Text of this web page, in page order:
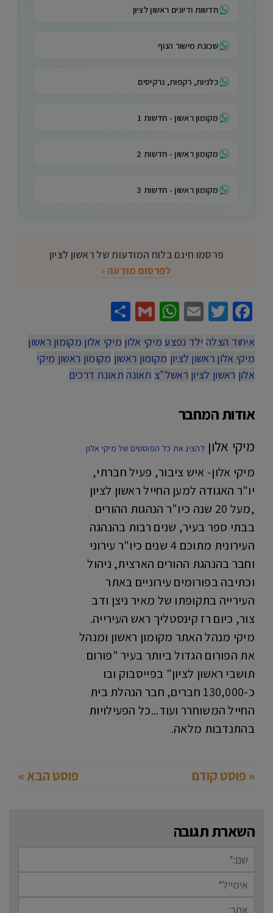
חדשות ודיונים ראשון לציון
שכונת מישור הנוף
כלניות, רקפות, נרקיסים
מקומון ראשון - חדשות 1
מקומון ראשון - חדשות 2
מקומון ראשון - חדשות 3
פרסמו חינם בלוח המודעות של ראשון לציון
לפרסום מודעה ‹
Facebook
Twitter
Email
WhatsApp
Gmail
איחוד הצלה ילד נפצע מיקי אלון מיקי אלון מקומון ראשון
מיקי אלון ראשון לציון מקומון ראשון מקומון ראשון מיקי
אלון ראשון לציון ראשל"צ תאונה תאונת דרכים
אודות המחבר
מיקי אלון להציג את כל הפוסטים של מיקי אלון
מיקי אלון- איש ציבור, פעיל חברתי,
יו"ר האגודה למען החייל ראשון לציון
,מעל 20 שנה כיו"ר הנהגות ההורים
בבתי ספר בעיר, שנים רבות בהנהגה
העירונית מתוכם 4 שנים כיו"ר עירוני
וחבר בהנהגת ההורים הארצית, ניהול
וכתיבה בפורומים עירוניים באתר
העירייה בתקופתו של מאיר ניצן ודב
צור, כיום רז קינסטליך ראש העירייה.
מיקי מנהל האתר מקומון ראשון ומנהל
את הפורום הגדול ביותר בעיר "פורום
תושבי ראשון לציון" בפייסבוק ובו
כ-130,000 חברים, חבר הנהלת בית
החייל המשוחרר ועוד...כל הפעילויות
בהתנדבות מלאה.
« פוסט קודם פוסט הבא »
השארת תגובה
שם:*
אימייל*
אתר: